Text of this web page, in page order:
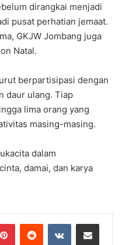
dirangkai menjadi
pusat perhatian jemaat.
GKJW Jombang juga
Natal.
berpartisipasi dengan
daur ulang. Tiap
lima orang yang
masing-masing.
dalam
damai, dan karya
PinterestReddit VKontakteShare via Email